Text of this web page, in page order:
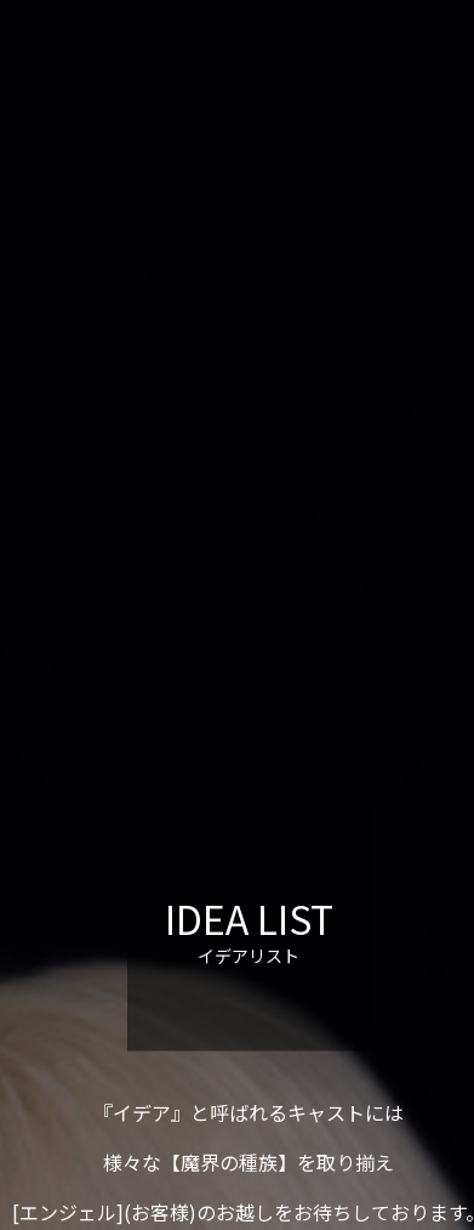
IDEA LIST
イデアリスト
『イデア』と呼ばれるキャストには
様々な【魔界の種族】を取り揃え
[エンジェル](お客様)のお越しをお待ちしております。